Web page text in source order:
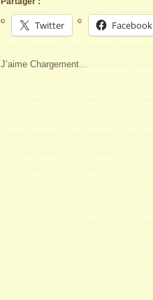
Twitter Facebook
J’aime Chargement...